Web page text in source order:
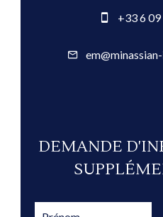
+33 6
DEMANDE